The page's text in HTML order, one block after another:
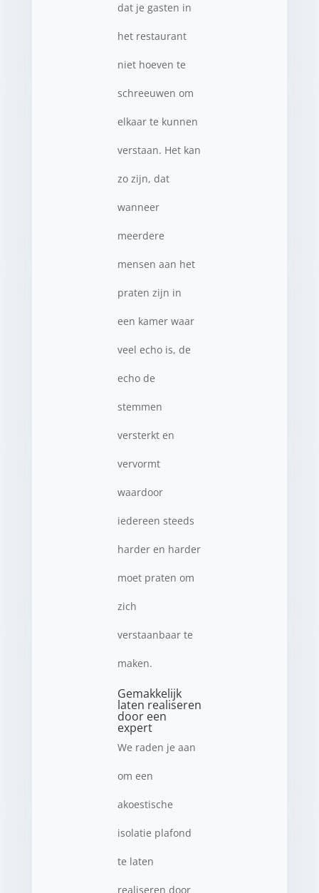
dat je gasten in
het restaurant
niet hoeven te
schreeuwen om
elkaar te kunnen
verstaan. Het kan
zo zijn, dat
wanneer
meerdere
mensen aan het
praten zijn in
een kamer waar
veel echo is, de
echo de
stemmen
versterkt en
vervormt
waardoor
iedereen steeds
harder en harder
moet praten om
zich
verstaanbaar te
maken.
Gemakkelijk
laten realiseren
door een
expert
We raden je aan
om een
akoestische
isolatie plafond
te laten
realiseren door